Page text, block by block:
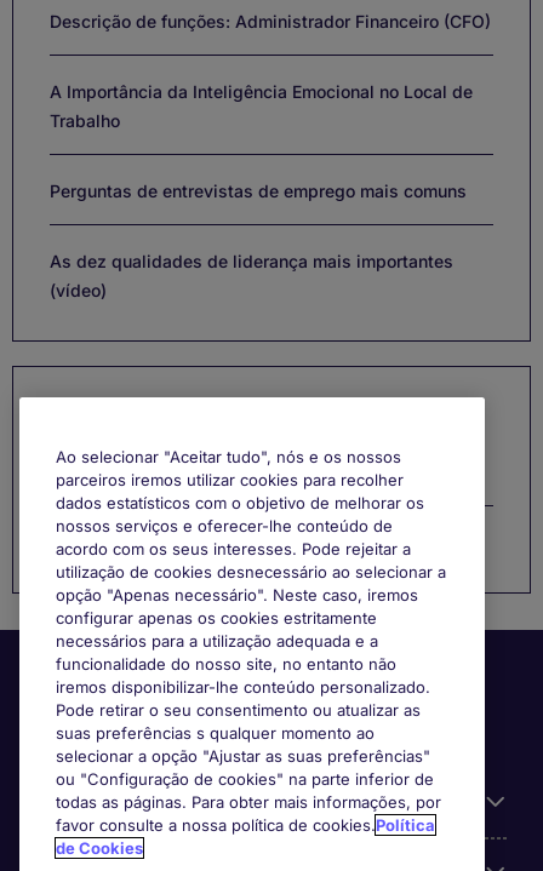
Descrição de funções: Administrador Financeiro (CFO)
A Importância da Inteligência Emocional no Local de
Trabalho
Perguntas de entrevistas de emprego mais comuns
As dez qualidades de liderança mais importantes
(vídeo)
Gestão de Carreira
Função
Informação Útil
Ao selecionar "Aceitar tudo", nós e os nossos
parceiros iremos utilizar cookies para recolher
dados estatísticos com o objetivo de melhorar os
nossos serviços e oferecer-lhe conteúdo de
acordo com os seus interesses. Pode rejeitar a
utilização de cookies desnecessário ao selecionar a
opção "Apenas necessário". Neste caso, iremos
configurar apenas os cookies estritamente
necessários para a utilização adequada e a
funcionalidade do nosso site, no entanto não
iremos disponibilizar-lhe conteúdo personalizado.
Pode retirar o seu consentimento ou atualizar as
suas preferências s qualquer momento ao
selecionar a opção "Ajustar as suas preferências"
ou "Configuração de cookies" na parte inferior de
todas as páginas. Para obter mais informações, por
favor consulte a nossa política de cookies.Política
de Cookies